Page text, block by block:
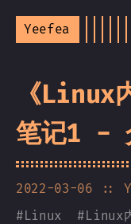
Yeefea
《Linux
笔记1 -
2022-03-06
::
#Linux #Linux